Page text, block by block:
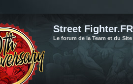
Street Fighter.FR
Le forum de la Team et du Site